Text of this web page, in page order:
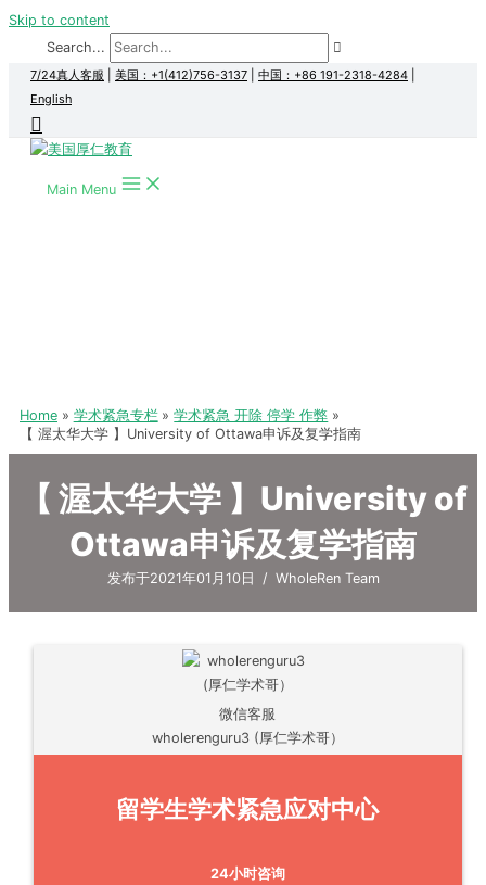
Skip to content
Search...
7/24真人客服 美国：+1(412)756-3137 中国：+86 191-2318-4284
English
Main Menu
Home 学术紧急专栏
学术紧急 开除 停学 作弊
【 渥太华大学 】University of Ottawa申诉及复学指南
【 渥太华大学 】University of
Ottawa申诉及复学指南
发布于2021年01月10日 / WholeRen Team
微信客服
wholerenguru3 (厚仁学术哥）
留学生学术紧急应对中心
24小时咨询